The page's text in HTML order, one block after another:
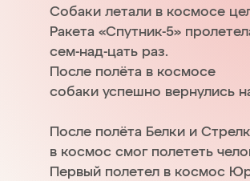
Собаки летали в космосе
Ракета «Спутник-5»
сем-над-цать раз.
После полёта в космосе
собаки успешно вернулись
После полёта Белки и
в космос смог полететь
Первый полетел в космос